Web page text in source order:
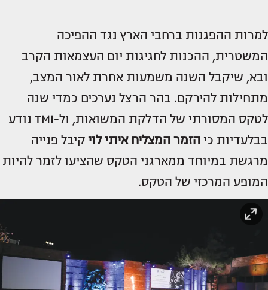
למרות ההפגנות ברחבי הארץ נגד ההפיכה
המשטרית, ההכנות לחגיגות יום העצמאות הקרב
ובא, שיקבל השנה משמעות אחרת לאור המצב,
מתחילות להירקם. בהר הרצל נערכים כמדי שנה
לטקס המסורתי של הדלקת המשואות, ול-TMI נודע
בבלעדיות כי הזמר המצליח איתי לוי קיבל פנייה
מרגשת במיוחד ממארגני הטקס שהציעו לזמר להיות
המופע המרכזי של הטקס.